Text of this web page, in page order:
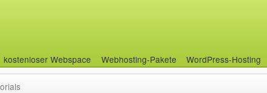
kostenloser Webspace Webhosting-Pakete WordPress-Hosting